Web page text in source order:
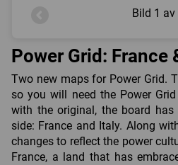
Bild 1 av
Power Grid: France
Two new maps for Power Grid.
so you will need the Power
with the original, the board
side: France and Italy. Along
changes to reflect the power
France, a land that has